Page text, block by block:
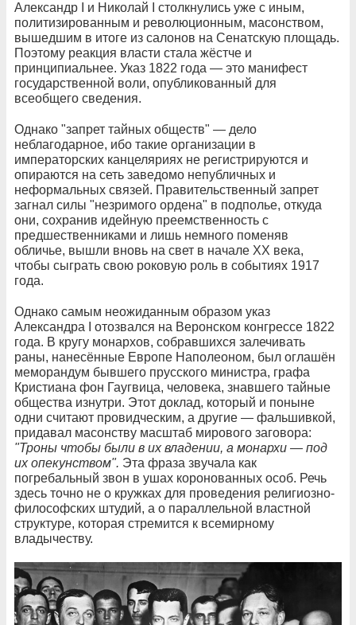
Александр I и Николай I столкнулись уже с иным,
политизированным и революционным, масонством,
вышедшим в итоге из салонов на Сенатскую площадь.
Поэтому реакция власти стала жёстче и
принципиальнее. Указ 1822 года — это манифест
государственной воли, опубликованный для
всеобщего сведения.
Однако "запрет тайных обществ" — дело
неблагодарное, ибо такие организации в
императорских канцеляриях не регистрируются и
опираются на сеть заведомо непубличных и
неформальных связей. Правительственный запрет
загнал силы "незримого ордена" в подполье, откуда
они, сохранив идейную преемственность с
предшественниками и лишь немного поменяв
обличье, вышли вновь на свет в начале XX века,
чтобы сыграть свою роковую роль в событиях 1917
года.
Однако самым неожиданным образом указ
Александра I отозвался на Веронском конгрессе 1822
года. В кругу монархов, собравшихся залечивать
раны, нанесённые Европе Наполеоном, был оглашён
меморандум бывшего прусского министра, графа
Кристиана фон Гаугвица, человека, знавшего тайные
общества изнутри. Этот доклад, который и поныне
одни считают провидческим, а другие — фальшивкой,
придавал масонству масштаб мирового заговора:
"Троны чтобы были в их владении, а монархи — под
их опекунством". Эта фраза звучала как
погребальный звон в ушах коронованных особ. Речь
здесь точно не о кружках для проведения религиозно-
философских штудий, а о параллельной властной
структуре, которая стремится к всемирному
владычеству.